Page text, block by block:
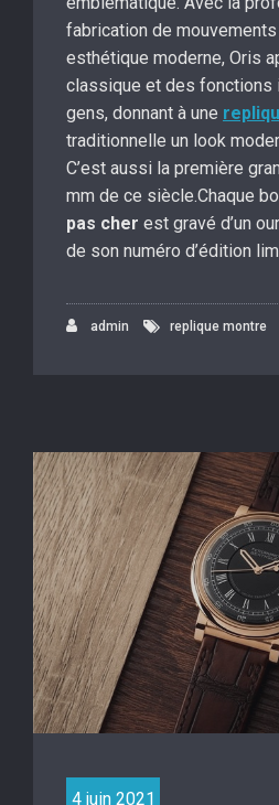
fabrication de
esthétique moderne, Oris
classique et des fonctions
gens, donnant à une
traditionnelle un look
C’est aussi la première
mm de ce siècle.Chaque
pas cher est gravé d’un
de son numéro d’édition
admin replique montre
4 juin 2021